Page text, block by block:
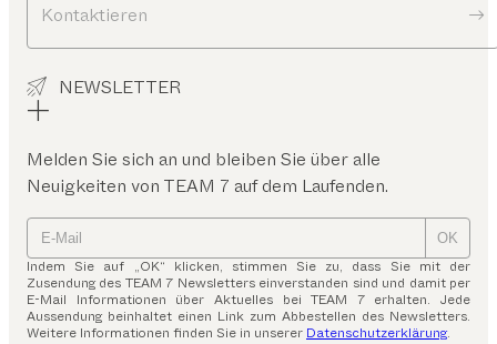
Kontaktieren
NEWSLETTER
Melden Sie sich an und bleiben Sie über alle
Neuigkeiten von TEAM 7 auf dem Laufenden.
OK
Indem Sie auf „OK“ klicken, stimmen Sie zu, dass Sie mit der
Zusendung des TEAM 7 Newsletters einverstanden sind und damit per
E-Mail Informationen über Aktuelles bei TEAM 7 erhalten. Jede
Aussendung beinhaltet einen Link zum Abbestellen des Newsletters.
Weitere Informationen finden Sie in unserer Datenschutzerklärung.